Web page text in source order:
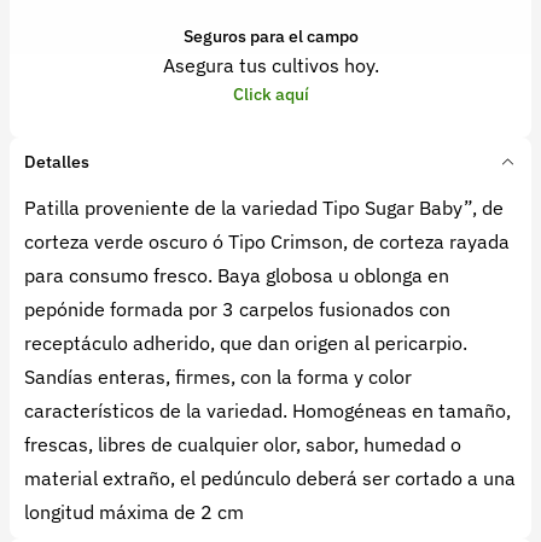
Seguros para el campo
Asegura tus cultivos hoy.
Click aquí
Detalles
Patilla proveniente de la variedad Tipo Sugar Baby”, de
corteza verde oscuro ó Tipo Crimson, de corteza rayada
para consumo fresco. Baya globosa u oblonga en
pepónide formada por 3 carpelos fusionados con
receptáculo adherido, que dan origen al pericarpio.
Sandías enteras, firmes, con la forma y color
característicos de la variedad. Homogéneas en tamaño,
frescas, libres de cualquier olor, sabor, humedad o
material extraño, el pedúnculo deberá ser cortado a una
longitud máxima de 2 cm